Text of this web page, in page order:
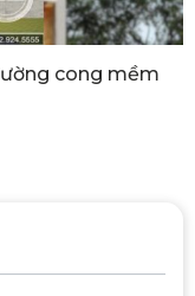
cong mềm